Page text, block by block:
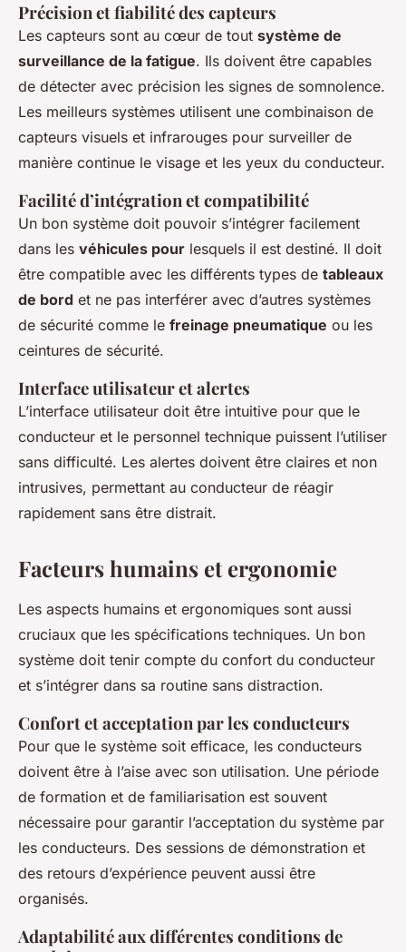
Précision et fiabilité des capteurs
Les capteurs sont au cœur de tout système de
surveillance de la fatigue. Ils doivent être capables
de détecter avec précision les signes de somnolence.
Les meilleurs systèmes utilisent une combinaison de
capteurs visuels et infrarouges pour surveiller de
manière continue le visage et les yeux du conducteur.
Facilité d’intégration et compatibilité
Un bon système doit pouvoir s’intégrer facilement
dans les véhicules pour lesquels il est destiné. Il doit
être compatible avec les différents types de tableaux
de bord et ne pas interférer avec d’autres systèmes
de sécurité comme le freinage pneumatique ou les
ceintures de sécurité.
Interface utilisateur et alertes
L’interface utilisateur doit être intuitive pour que le
conducteur et le personnel technique puissent l’utiliser
sans difficulté. Les alertes doivent être claires et non
intrusives, permettant au conducteur de réagir
rapidement sans être distrait.
Facteurs humains et ergonomie
Les aspects humains et ergonomiques sont aussi
cruciaux que les spécifications techniques. Un bon
système doit tenir compte du confort du conducteur
et s’intégrer dans sa routine sans distraction.
Confort et acceptation par les conducteurs
Pour que le système soit efficace, les conducteurs
doivent être à l’aise avec son utilisation. Une période
de formation et de familiarisation est souvent
nécessaire pour garantir l’acceptation du système par
les conducteurs. Des sessions de démonstration et
des retours d’expérience peuvent aussi être
organisés.
Adaptabilité aux différentes conditions de